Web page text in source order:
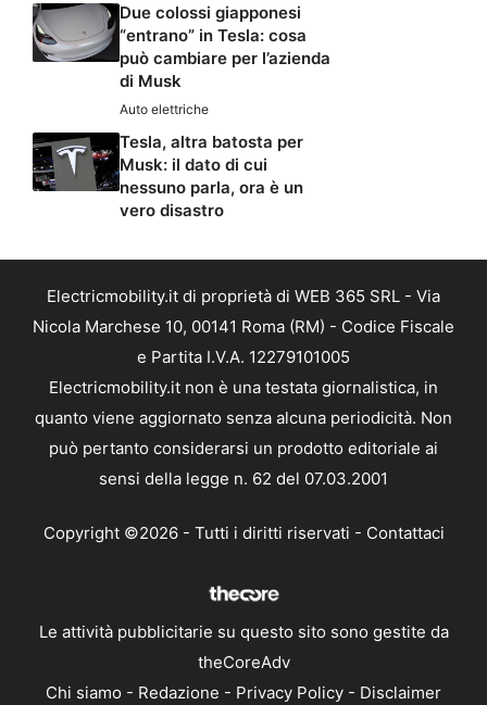
Due colossi giapponesi
“entrano” in Tesla: cosa
può cambiare per l’azienda
di Musk
Auto elettriche
Tesla, altra batosta per
Musk: il dato di cui
nessuno parla, ora è un
vero disastro
Electricmobility.it di proprietà di WEB 365 SRL - Via
Nicola Marchese 10, 00141 Roma (RM) - Codice Fiscale
e Partita I.V.A. 12279101005
Electricmobility.it non è una testata giornalistica, in
quanto viene aggiornato senza alcuna periodicità. Non
può pertanto considerarsi un prodotto editoriale ai
sensi della legge n. 62 del 07.03.2001
Copyright ©2026 - Tutti i diritti riservati - Contattaci
Le attività pubblicitarie su questo sito sono gestite da
theCoreAdv
Chi siamo - Redazione - Privacy Policy - Disclaimer